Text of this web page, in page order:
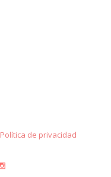
Política de privacidad